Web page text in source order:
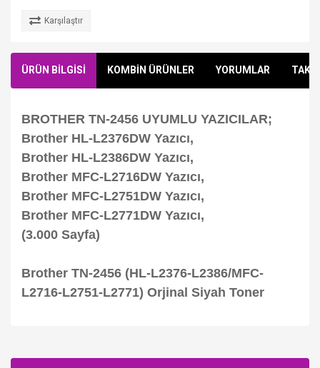
Karşılaştır
ÜRÜN BİLGİSİ KOMBİN ÜRÜNLER YORUMLAR
BROTHER TN-2456 UYUMLU YAZICILAR;
Brother HL-L2376DW Yazıcı,
Brother HL-L2386DW Yazıcı,
Brother MFC-L2716DW Yazıcı,
Brother MFC-L2751DW Yazıcı,
Brother MFC-L2771DW Yazıcı,
(3.000 Sayfa)
Brother TN-2456 (HL-L2376-L2386/MFC-
L2716-L2751-L2771) Orjinal Siyah Toner